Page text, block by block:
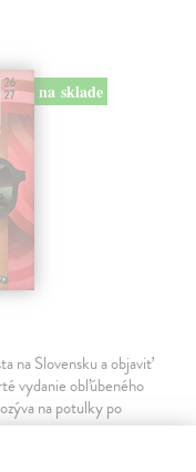
na sklade
na Slovensku a objaviť
vydanie obľúbeného
na potulky po